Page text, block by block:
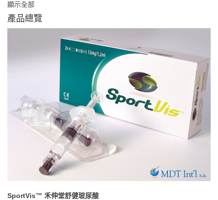
顯示全部
產品總覽
SportVis™ 禾伸堂舒健玻尿酸